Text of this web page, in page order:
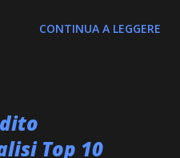
centralizzati come
tra innumerevoli
questa visione,
CONTINUA A LEGGERE
Top 10